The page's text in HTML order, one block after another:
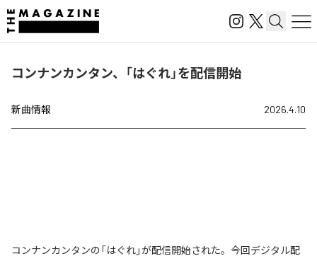
コンナンカンタン、「はぐれ」を配信開始
新曲情報 2026.4.10
コンナンカンタンの「はぐれ」が配信開始された。今回デジタル配